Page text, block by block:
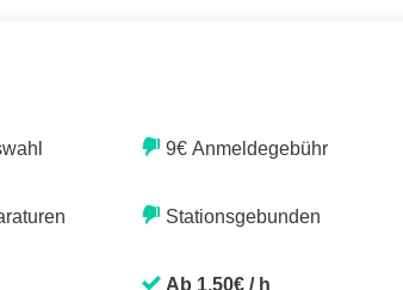
9€ Anmeldegebühr
Stationsgebunden
Ab 1,50€ / h